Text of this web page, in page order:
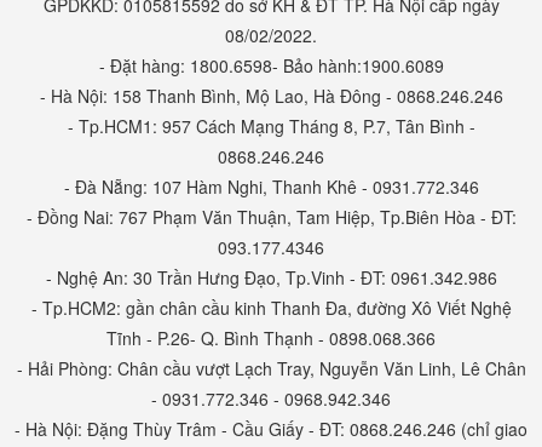
08/02/2022.
- Đặt hàng: 1800.6598- Bảo hành:1900.6089
- Hà Nội: 158 Thanh Bình, Mộ Lao, Hà Đông - 0868.246.246
- Tp.HCM1: 957 Cách Mạng Tháng 8, P.7, Tân Bình -
0868.246.246
- Đà Nẵng: 107 Hàm Nghi, Thanh Khê - 0931.772.346
- Đồng Nai: 767 Phạm Văn Thuận, Tam Hiệp, Tp.Biên Hòa - ĐT:
093.177.4346
- Nghệ An: 30 Trần Hưng Đạo, Tp.Vinh - ĐT: 0961.342.986
- Tp.HCM2: gần chân cầu kinh Thanh Đa, đường Xô Viết Nghệ
Tĩnh - P.26- Q. Bình Thạnh - 0898.068.366
- Hải Phòng: Chân cầu vượt Lạch Tray, Nguyễn Văn Linh, Lê Chân
- 0931.772.346 - 0968.942.346
- Hà Nội: Đặng Thùy Trâm - Cầu Giấy - ĐT: 0868.246.246 (chỉ giao